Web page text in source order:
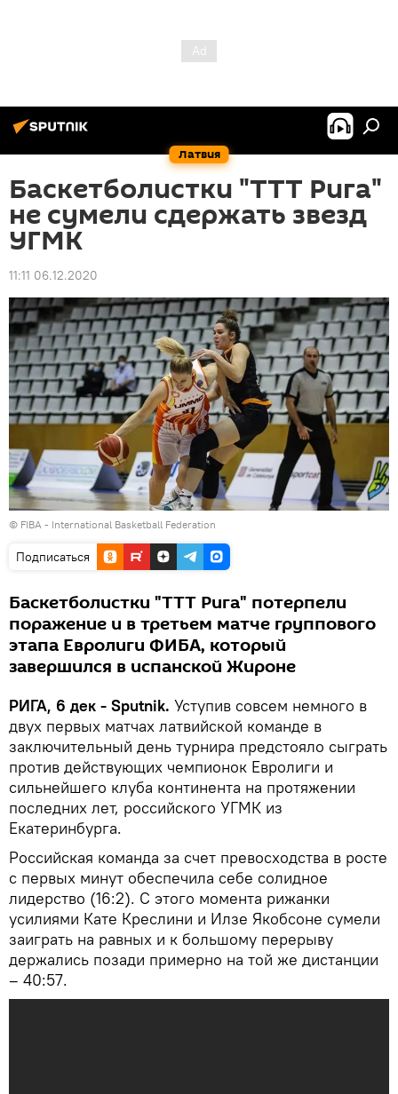
Латвия
Баскетболистки "ТТТ Рига"
не сумели сдержать звезд
УГМК
11:11 06.12.2020
© FIBA - International Basketball Federation
Подписаться
Баскетболистки "ТТТ Рига" потерпели
поражение и в третьем матче группового
этапа Евролиги ФИБА, который
завершился в испанской Жироне
РИГА, 6 дек - Sputnik. Уступив совсем немного в
двух первых матчах латвийской команде в
заключительный день турнира предстояло сыграть
против действующих чемпионок Евролиги и
сильнейшего клуба континента на протяжении
последних лет, российского УГМК из
Екатеринбурга.
Российская команда за счет превосходства в росте
с первых минут обеспечила себе солидное
лидерство (16:2). С этого момента рижанки
усилиями Кате Креслини и Илзе Якобсоне сумели
заиграть на равных и к большому перерыву
держались позади примерно на той же дистанции
– 40:57.